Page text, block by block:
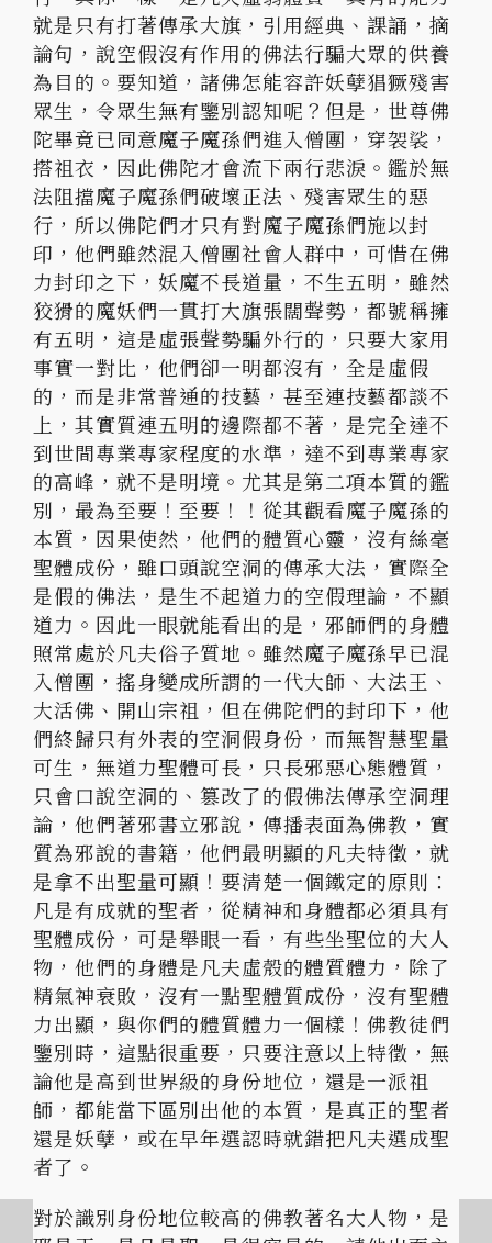
就是只有打著傳承大旗，引用經典、課誦，摘
論句，說空假沒有作用的佛法行騙大眾的供養
為目的。要知道，諸佛怎能容許妖孽猖獗殘害
眾生，令眾生無有鑒別認知呢？但是，世尊佛
陀畢竟已同意魔子魔孫們進入僧團，穿袈裟，
搭祖衣，因此佛陀才會流下兩行悲淚。鑑於無
法阻擋魔子魔孫們破壞正法、殘害眾生的惡
行，所以佛陀們才只有對魔子魔孫們施以封
印，他們雖然混入僧團社會人群中，可惜在佛
力封印之下，妖魔不長道量，不生五明，雖然
狡猾的魔妖們一貫打大旗張闊聲勢，都號稱擁
有五明，這是虛張聲勢騙外行的，只要大家用
事實一對比，他們卻一明都沒有，全是虛假
的，而是非常普通的技藝，甚至連技藝都談不
上，其實質連五明的邊際都不著，是完全達不
到世間專業專家程度的水準，達不到專業專家
的高峰，就不是明境。尤其是第二項本質的鑑
別，最為至要！至要！！從其觀看魔子魔孫的
本質，因果使然，他們的體質心靈，沒有絲毫
聖體成份，雖口頭說空洞的傳承大法，實際全
是假的佛法，是生不起道力的空假理論，不顯
道力。因此一眼就能看出的是，邪師們的身體
照常處於凡夫俗子質地。雖然魔子魔孫早已混
入僧團，搖身變成所謂的一代大師、大法王、
大活佛、開山宗祖，但在佛陀們的封印下，他
們終歸只有外表的空洞假身份，而無智慧聖量
可生，無道力聖體可長，只長邪惡心態體質，
只會口說空洞的、篡改了的假佛法傳承空洞理
論，他們著邪書立邪說，傳播表面為佛教，實
質為邪說的書籍，他們最明顯的凡夫特徵，就
是拿不出聖量可顯！要清楚一個鐵定的原則：
凡是有成就的聖者，從精神和身體都必須具有
聖體成份，可是舉眼一看，有些坐聖位的大人
物，他們的身體是凡夫虛殼的體質體力，除了
精氣神衰敗，沒有一點聖體質成份，沒有聖體
力出顯，與你們的體質體力一個樣！佛教徒們
鑒別時，這點很重要，只要注意以上特徵，無
論他是高到世界級的身份地位，還是一派祖
師，都能當下區別出他的本質，是真正的聖者
還是妖孽，或在早年選認時就錯把凡夫選成聖
者了。
對於識別身份地位較高的佛教著名大人物，是